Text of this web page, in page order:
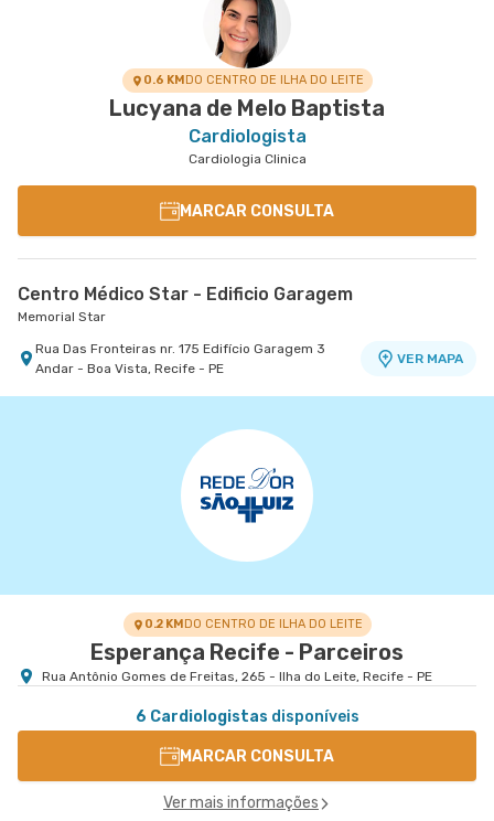
0.6 KMDO CENTRO DE ILHA DO LEITE
Lucyana de Melo Baptista
Cardiologista
Cardiologia Clinica
MARCAR CONSULTA
Centro Médico Star - Edificio Garagem
Memorial Star
Rua Das Fronteiras nr. 175 Edifício Garagem 3
Andar - Boa Vista, Recife - PE
VER MAPA
0.2 KMDO CENTRO DE ILHA DO LEITE
Esperança Recife - Parceiros
Rua Antônio Gomes de Freitas, 265 - Ilha do Leite, Recife - PE
6 Cardiologistas disponíveis
MARCAR CONSULTA
Ver mais informações